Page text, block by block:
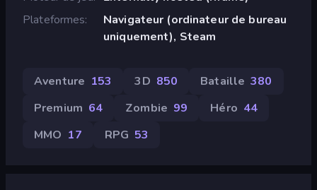
Plateformes
Navigateur (ordinateur de bureau
uniquement), Steam
Aventure 153 3D 850 Bataille 380
Premium 64 Zombie 99 Héro 44
MMO 17 RPG 53